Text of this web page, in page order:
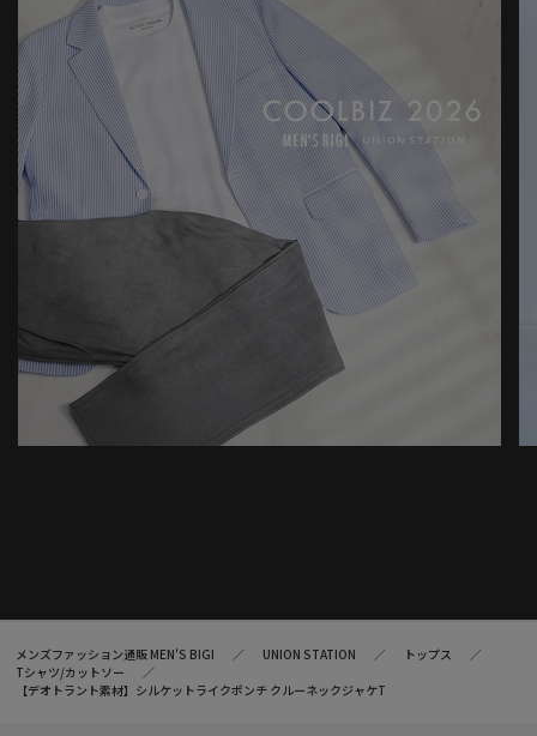
メンズファッション通販 MEN'S BIGI UNION STATION
トップス
Tシャツ/カットソー
【デオトラント素材】シルケットライクポンチ クルーネックジャケT